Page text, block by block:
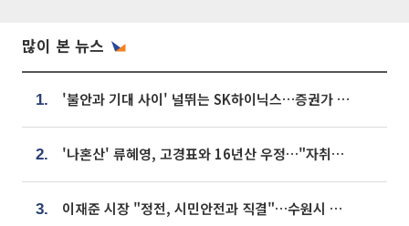
많이 본 뉴스
1. '불안과 기대 사이' 널뛰는 SK하이닉스…증권가 "HBM4·LTA 기반 펀터멘털 견고"
2. '나혼산' 류혜영, 고경표와 16년산 우정…"자취방서 부모님과 마주쳐"
3. 이재준 시장 "정전, 시민안전과 직결"…수원시 비상대응체계 가동